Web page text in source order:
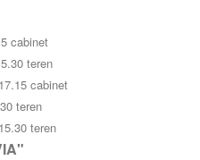
cabinet
teren
cabinet
teren
teren